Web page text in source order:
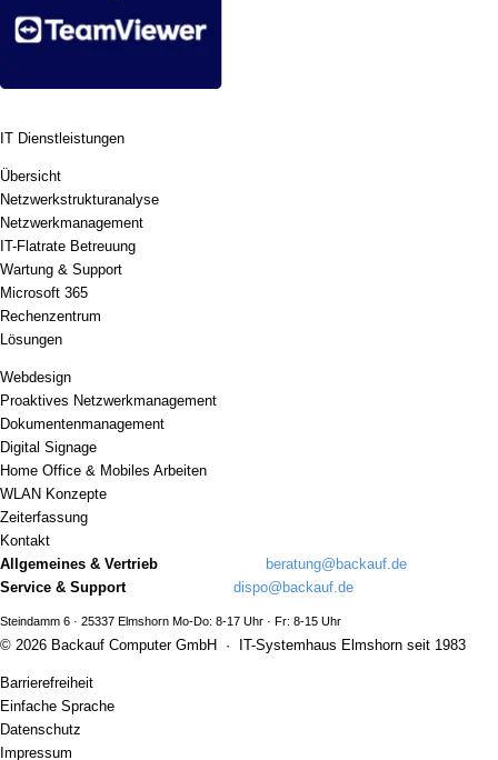
IT Dienstleistungen
Übersicht
Netzwerkstrukturanalyse
Netzwerkmanagement
IT-Flatrate Betreuung
Wartung & Support
Microsoft 365
Rechenzentrum
Lösungen
Webdesign
Proaktives Netzwerkmanagement
Dokumentenmanagement
Digital Signage
Home Office & Mobiles Arbeiten
WLAN Konzepte
Zeiterfassung
Kontakt
Allgemeines & Vertrieb
beratung@backauf.de
Service & Support04121 / 4365-66 dispo@backauf.de
Steindamm 6 · 25337 Elmshorn Mo-Do: 8-17 Uhr · Fr: 8-15 Uhr
© 2026 Backauf Computer GmbH · IT-Systemhaus Elmshorn seit 1983
Barrierefreiheit
Einfache Sprache
Datenschutz
Impressum